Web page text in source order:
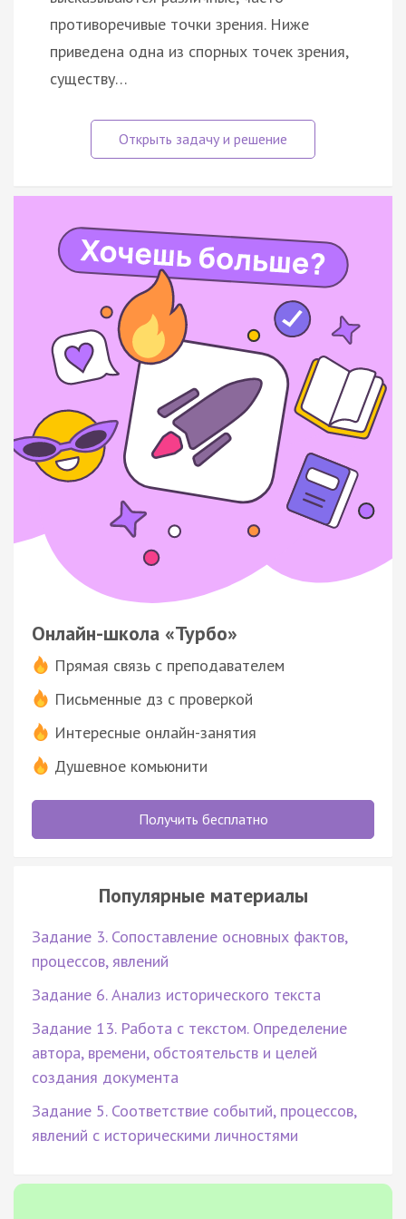
противоречивые точки зрения. Ниже
приведена одна из спорных точек зрения,
существу…
Онлайн-школа «Турбо»
Прямая связь с преподавателем
Письменные дз с проверкой
Интересные онлайн-занятия
Душевное комьюнити
Получить бесплатно
Популярные материалы
Задание 3. Сопоставление основных фактов,
процессов, явлений
Задание 6. Анализ исторического текста
Задание 13. Работа с текстом. Определение
автора, времени, обстоятельств и целей
создания документа
Задание 5. Соответствие событий, процессов,
явлений с историческими личностями